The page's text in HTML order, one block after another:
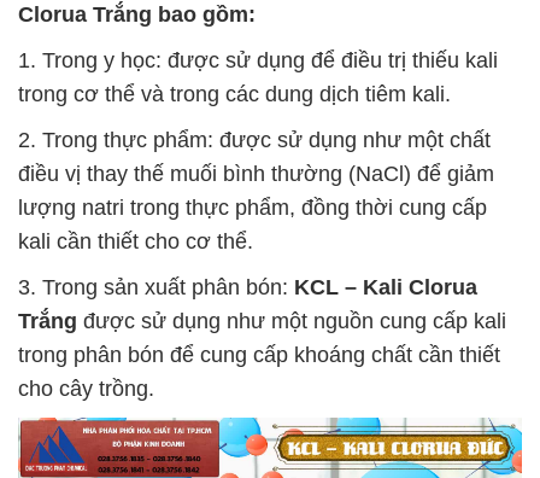
Clorua Trắng bao gồm:
1. Trong y học: được sử dụng để điều trị thiếu kali
trong cơ thể và trong các dung dịch tiêm kali.
2. Trong thực phẩm: được sử dụng như một chất
điều vị thay thế muối bình thường (NaCl) để giảm
lượng natri trong thực phẩm, đồng thời cung cấp
kali cần thiết cho cơ thể.
3. Trong sản xuất phân bón: KCL – Kali Clorua
Trắng được sử dụng như một nguồn cung cấp kali
trong phân bón để cung cấp khoáng chất cần thiết
cho cây trồng.